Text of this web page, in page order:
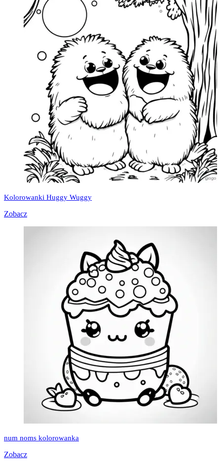
Kolorowanki Huggy Wuggy
Zobacz
num noms kolorowanka
Zobacz